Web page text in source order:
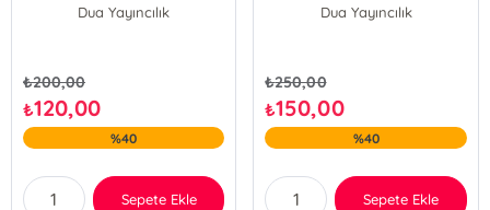
Dua Yayıncılık
₺200,00
₺120,00
%40
Sepete Ekle
Dua Yayıncılık
₺250,00
₺150,00
%40
Sepete Ekle